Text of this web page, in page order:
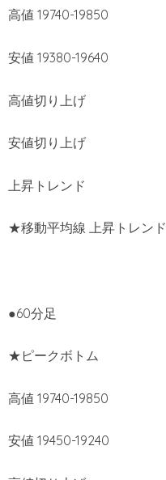
高値 19740-19850
安値 19380-19640
高値切り上げ
安値切り上げ
上昇トレンド
★移動平均線 上昇トレンド
●60分足
★ピークボトム
高値 19740-19850
安値 19450-19240